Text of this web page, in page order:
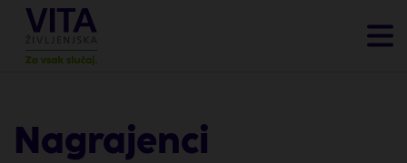
Nagrajenci